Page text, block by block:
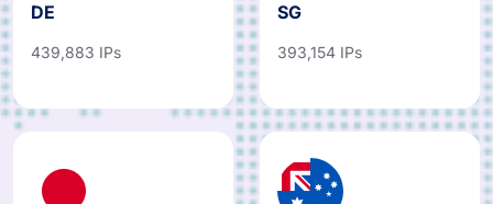
Alemanha
DE
Singapura
SG